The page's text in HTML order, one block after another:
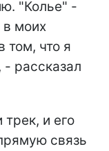
"Колье" -
в моих
том, что я
рассказал
и его
связь